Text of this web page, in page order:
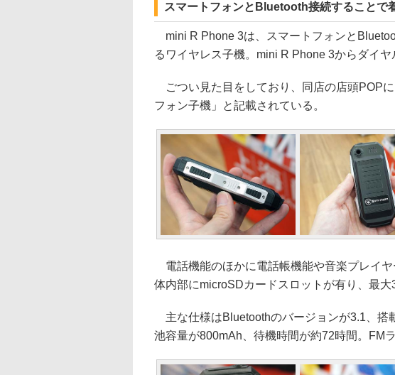
スマートフォンとBluetooth接続することで
mini R Phone 3は、スマートフォンと
るワイヤレス子機。mini R Phone 3からダイヤ
ごつい見た目をしており、同店の店頭POP
フォン子機」と記載されている。
電話機能のほかに電話帳機能や音楽プレイ
体内部にmicroSDカードスロットが有り、最大
主な仕様はBluetoothのバージョンが3.1、搭
池容量が800mAh、待機時間が約72時間。FM